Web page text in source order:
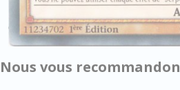
Nous vous